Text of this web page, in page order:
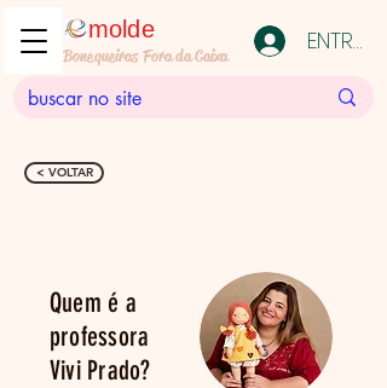
molde
Bonequeiras Fora da Caixa ENTRAR
< VOLTAR
Quem é a
professora
Vivi Prado?